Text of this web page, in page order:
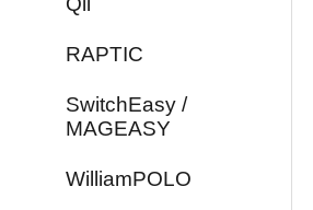
RAPTIC
SwitchEasy /
MAGEASY
WilliamPOLO